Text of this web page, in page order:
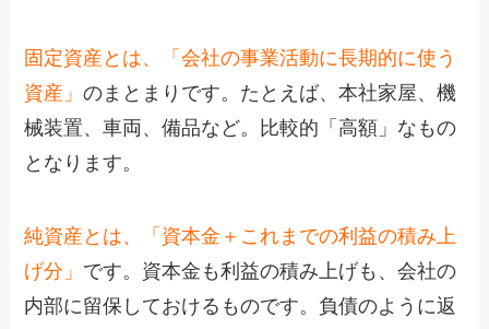
固定資産とは、「会社の事業活動に長期的に使う
資産」のまとまりです。たとえば、本社家屋、機
械装置、車両、備品など。比較的「高額」なもの
となります。
純資産とは、「資本金＋これまでの利益の積み上
げ分」 です。資本金も利益の積み上げも、会社の
内部に留保しておけるものです。負債のように返